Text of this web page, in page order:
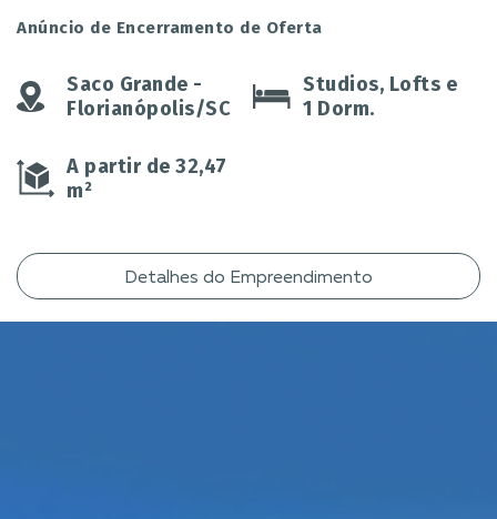
Anúncio de Encerramento de Oferta
Saco Grande -
Florianópolis/SC
Studios, Lofts e
1 Dorm.
A partir de 32,47
m²
Detalhes do Empreendimento